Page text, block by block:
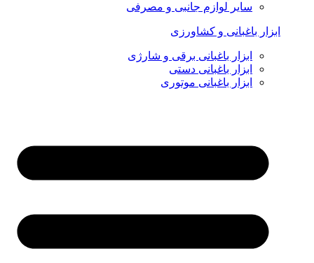
سایر لوازم جانبی و مصرفی
ابزار باغبانی و کشاورزی
ابزار باغبانی برقی و شارژی
ابزار باغبانی دستی
ابزار باغبانی موتوری